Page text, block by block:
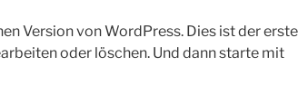
Version von WordPress. Dies ist der erste
oder löschen. Und dann starte mit